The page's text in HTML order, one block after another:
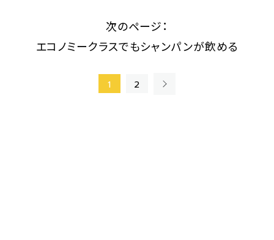
次のページ：
エコノミークラスでもシャンパンが飲める
1 2